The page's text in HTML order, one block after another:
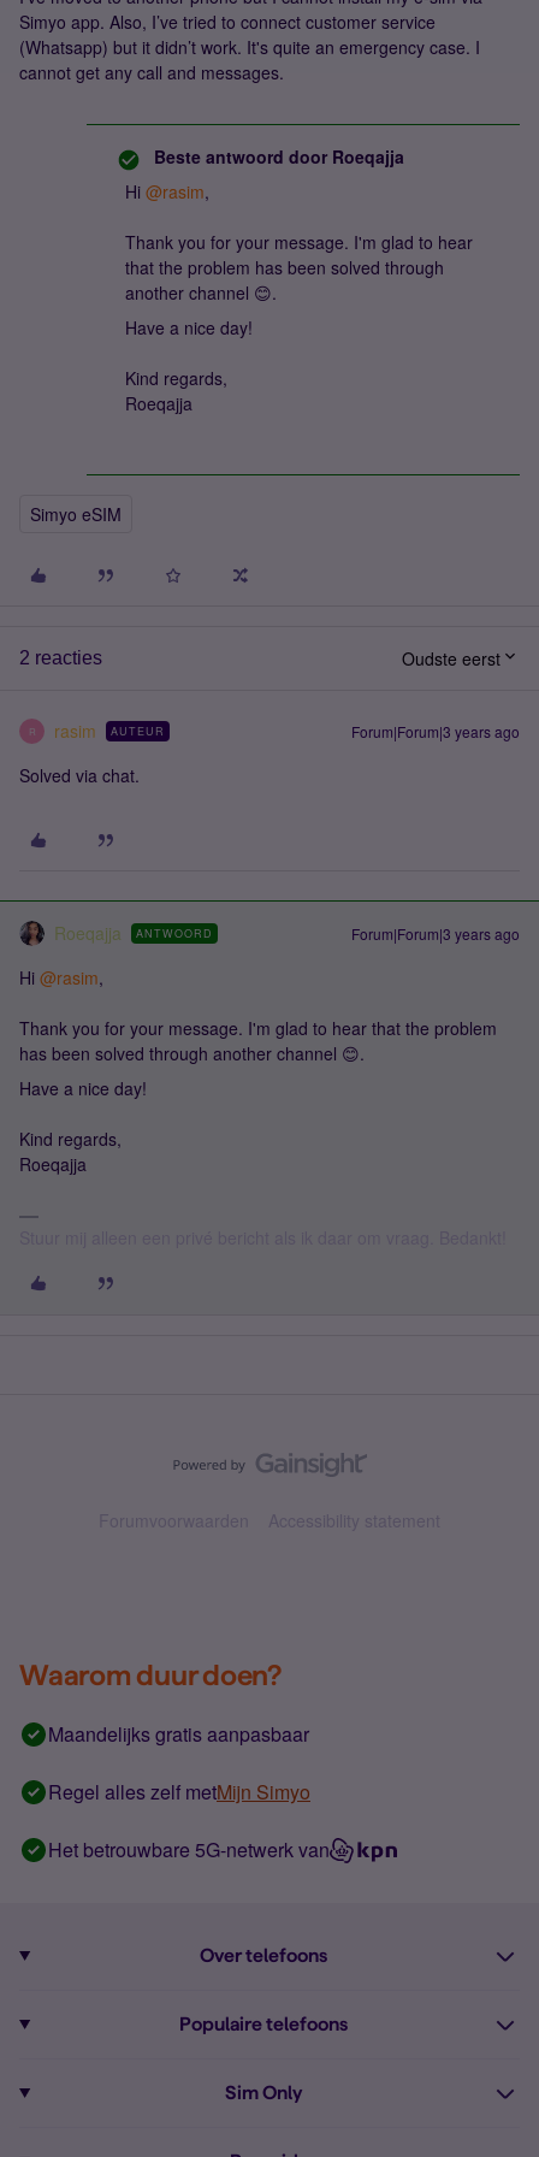
Simyo app. Also, I’ve tried to connect customer service
(Whatsapp) but it didn’t work. It's quite an emergency case. I
cannot get any call and messages.
Beste antwoord door Roeqajja
Hi @rasim,
Thank you for your message. I'm glad to hear
that the problem has been solved through
another channel 😊.
Have a nice day!
Kind regards,
Roeqajja
Simyo eSIM
2 reacties Oudste eerst
R rasim AUTEUR Forum|Forum|3 years ago
Solved via chat.
Roeqajja ANTWOORD Forum|Forum|3 years ago
Hi @rasim,
Thank you for your message. I'm glad to hear that the problem
has been solved through another channel 😊.
Have a nice day!
Kind regards,
Roeqajja
Forumvoorwaarden Accessibility statement
Waarom duur doen?
Maandelijks gratis aanpasbaar
Regel alles zelf metMijn Simyo
Het betrouwbare 5G-netwerk van
Over telefoons
Alle telefoons
Populaire telefoons
Sim Only